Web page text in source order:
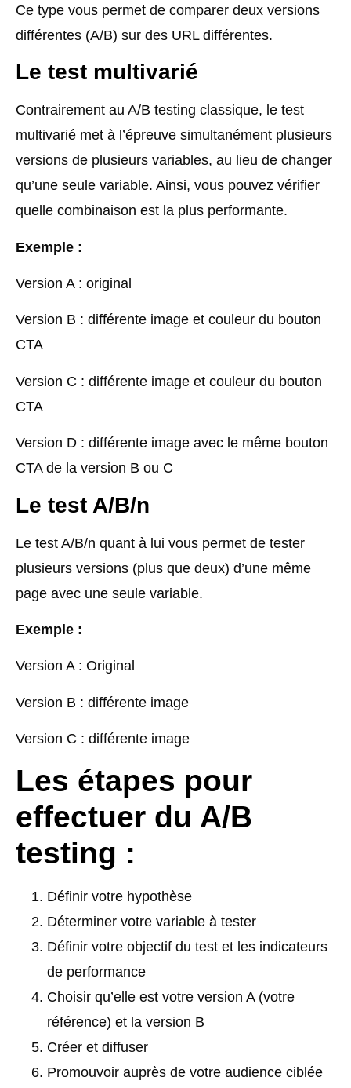
Ce type vous permet de comparer deux versions
différentes (A/B) sur des URL différentes.
Le test multivarié
Contrairement au A/B testing classique, le test
multivarié met à l’épreuve simultanément plusieurs
versions de plusieurs variables, au lieu de changer
qu’une seule variable. Ainsi, vous pouvez vérifier
quelle combinaison est la plus performante.
Exemple :
Version A : original
Version B : différente image et couleur du bouton
CTA
Version C : différente image et couleur du bouton
CTA
Version D : différente image avec le même bouton
CTA de la version B ou C
Le test A/B/n
Le test A/B/n quant à lui vous permet de tester
plusieurs versions (plus que deux) d’une même
page avec une seule variable.
Exemple :
Version A : Original
Version B : différente image
Version C : différente image
Les étapes pour
effectuer du A/B
testing :
Définir votre hypothèse
Déterminer votre variable à tester
Définir votre objectif du test et les indicateurs
de performance
Choisir qu’elle est votre version A (votre
référence) et la version B
Créer et diffuser
Promouvoir auprès de votre audience ciblée